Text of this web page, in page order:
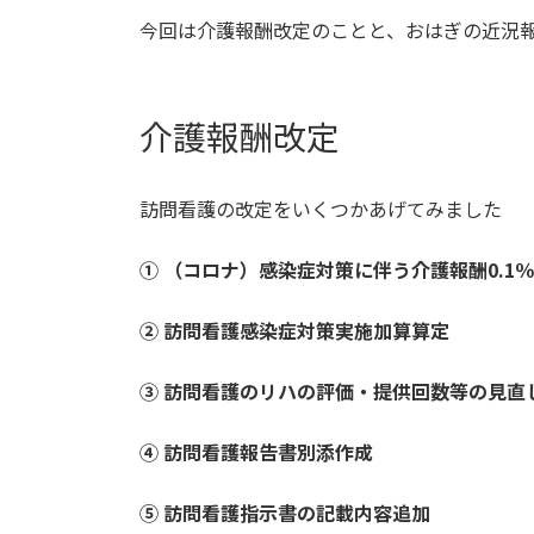
今回は介護報酬改定のことと、おはぎの近況報
介護報酬改定
訪問看護の改定をいくつかあげてみました
① （コロナ）感染症対策に伴う介護報酬0.1
② 訪問看護感染症対策実施加算算定
③ 訪問看護のリハの評価・提供回数等の見直
④ 訪問看護報告書別添作成
⑤ 訪問看護指示書の記載内容追加